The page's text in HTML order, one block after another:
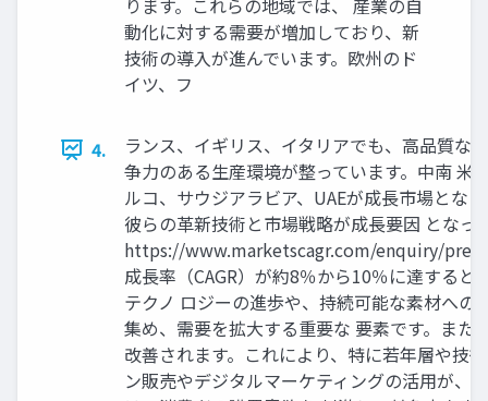
ります。これらの地域では、 産業の自
動化に対する需要が増加しており、新
技術の導入が進んでいます。欧州のド
イツ、フ
4.
ランス、イギリス、イタリアでも、高品質な
争力のある生産環境が整っています。中南
ルコ、サウジアラビア、UAEが成長市場とな
彼らの革新技術と市場戦略が成長要因 とな
https://www.marketscagr.com/enquiry/pre-
成長率（CAGR）が約8％から10％に達する
テクノ ロジーの進歩や、持続可能な素材へ
集め、需要を拡大する重要な 要素です。ま
改善されます。これにより、特に若年層や技
ン販売やデジタルマーケティングの活用が、